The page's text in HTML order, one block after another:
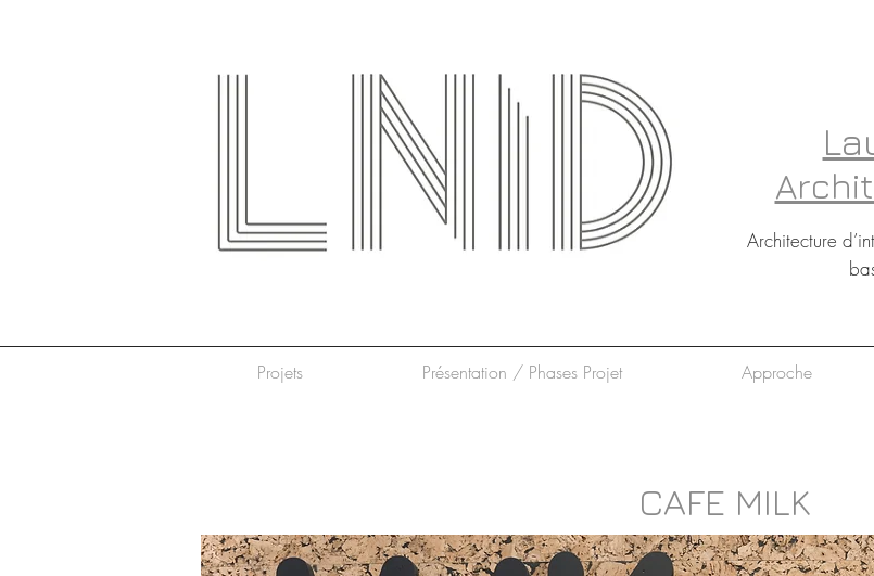
Architecture
Projets Présentation / Phases Projet Approche
CAFE MILK